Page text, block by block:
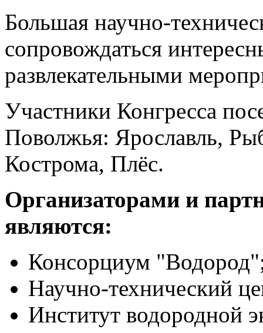
Большая научно-
сопровождаться
развлекательными
Участники Конгресса
Поволжья: Ярославль,
Кострома, Плёс.
Организаторами и
являются:
Консорциум
Научно-технический
Институт водородной